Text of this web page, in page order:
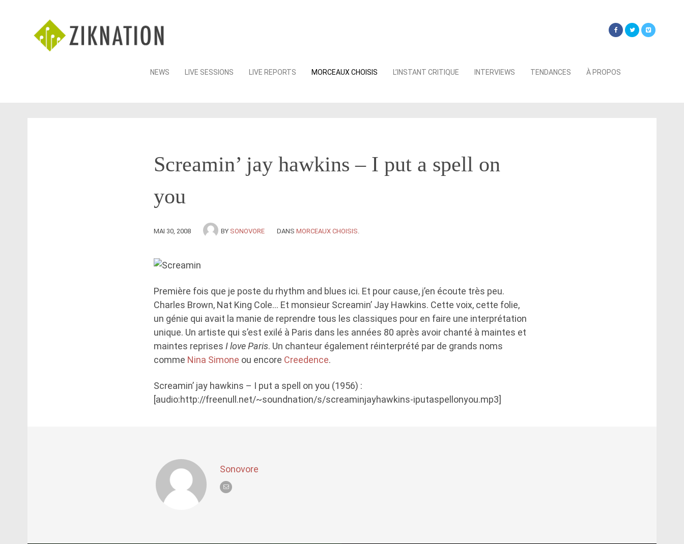
Skip
NEWS LIVE SESSIONS LIVE REPORTS MORCEAUX CHOISIS L’INSTANT CRITIQUE INTERVIEWS TENDANCES À PROPOS
Screamin’ jay hawkins – I put a spell on
you
MAI 30, 2008 BY SONOVORE DANS MORCEAUX CHOISIS
Première fois que je poste du rhythm and blues ici. Et pour cause, j’en écoute très peu.
Charles Brown, Nat King Cole… Et monsieur Screamin’ Jay Hawkins. Cette voix, cette folie,
un génie qui avait la manie de reprendre tous les classiques pour en faire une interprétation
unique. Un artiste qui s’est exilé à Paris dans les années 80 après avoir chanté à maintes et
maintes reprises I love Paris. Un chanteur également réinterprété par de grands noms
comme Nina Simone ou encore Creedence.
Screamin’ jay hawkins – I put a spell on you (1956) :
[audio:http://freenull.net/~soundnation/s/screaminjayhawkins-iputaspellonyou.mp3]
Sonovore